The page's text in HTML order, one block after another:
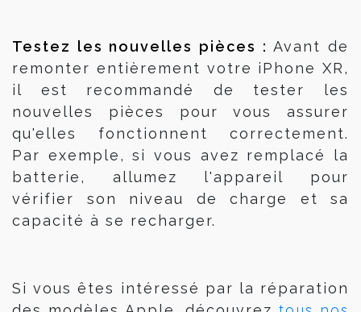
Testez les nouvelles pièces : Avant de
remonter entièrement votre iPhone XR,
il est recommandé de tester les
nouvelles pièces pour vous assurer
qu'elles fonctionnent correctement.
Par exemple, si vous avez remplacé la
batterie, allumez l'appareil pour
vérifier son niveau de charge et sa
capacité à se recharger.
Si vous êtes intéressé par la réparation